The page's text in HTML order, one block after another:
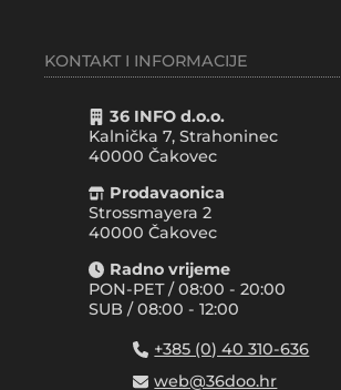
KONTAKT I INFORMACIJE
36 INFO d.o.o.
Kalnička 7, Strahoninec
40000 Čakovec
Prodavaonica
Strossmayera 2
40000 Čakovec
Radno vrijeme
PON-PET / 08:00 - 20:00
SUB / 08:00 - 12:00
+385 (0) 40 310-636
web@36doo.hr